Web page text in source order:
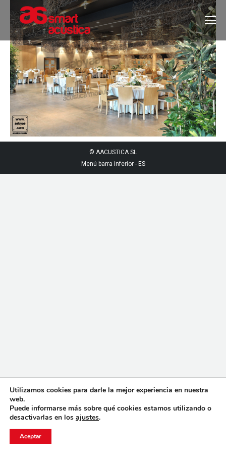
© AACUSTICA SL
Menú barra inferior - ES
Utilizamos cookies para darle la mejor experiencia en nuestra
web.
Puede informarse más sobre qué cookies estamos utilizando o
desactivarlas en los ajustes.
Aceptar